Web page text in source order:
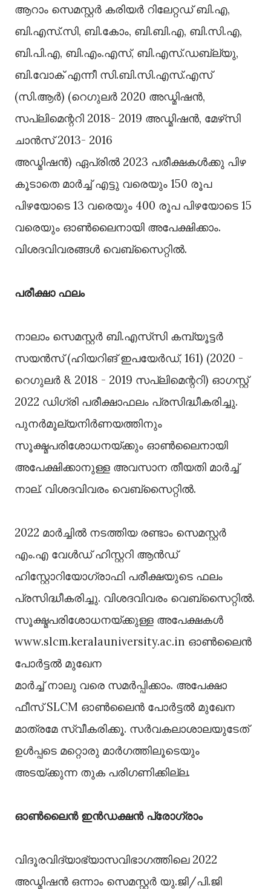
ആറാം സെമസ്റ്റര്‍ കരിയര്‍ റിലേറ്റഡ് ബി.എ,
ബി.എസ്.സി, ബി.കോം, ബി.ബി.എ, ബി.സി.എ,
ബി.പി.എ, ബി.എം.എസ്, ബി.എസ്.ഡബ്ല്യു,
ബി.വോക് എന്നീ സി.ബി.സി.എസ്.എസ്
(സി.ആര്‍) (റെഗുലര്‍ 2020 അഡ്മിഷന്‍,
സപ്ലിമെന്ററി 2018- 2019 അഡ്മിഷന്‍, മേഴ്‌സി
ചാന്‍സ് 2013- 2016
അഡ്മിഷന്‍) ഏപ്രില്‍ 2023 പരീക്ഷകള്‍ക്കു പിഴ
കൂടാതെ മാര്‍ച്ച് എട്ടു വരെയും 150 രൂപ
പിഴയോടെ 13 വരെയും 400 രൂപ പിഴയോടെ 15
വരെയും ഓണ്‍ലൈനായി അപേക്ഷിക്കാം.
വിശദവിവരങ്ങള്‍ വെബ്‌സൈറ്റില്‍.
പരീക്ഷാ ഫലം
നാലാം സെമസ്റ്റര്‍ ബി.എസ്‌സി കമ്പ്യൂട്ടര്‍
സയന്‍സ് (ഹിയറിങ് ഇപയേര്‍ഡ്, 161) (2020 -
റെഗുലര്‍ & 2018 - 2019 സപ്ലിമെന്ററി) ഓഗസ്റ്റ്
2022 ഡിഗ്രി പരീക്ഷാഫലം പ്രസിദ്ധീകരിച്ചു.
പുനര്‍മൂല്യനിര്‍ണയത്തിനും
സൂക്ഷ്മപരിശോധനയ്ക്കും ഓണ്‍ലൈനായി
അപേക്ഷിക്കാനുള്ള അവസാന തീയതി മാര്‍ച്ച്
നാല്. വിശദവിവരം വെബ്‌സൈറ്റില്‍.
2022 മാര്‍ച്ചില്‍ നടത്തിയ രണ്ടാം സെമസ്റ്റര്‍
എം.എ വേള്‍ഡ് ഹിസ്റ്ററി ആന്‍ഡ്
ഹിസ്റ്റോറിയോഗ്രാഫി പരീക്ഷയുടെ ഫലം
പ്രസിദ്ധീകരിച്ചു. വിശദവിവരം വെബ്‌സൈറ്റില്‍.
സൂക്ഷ്മപരിശോധനയ്ക്കുള്ള അപേക്ഷകള്‍
www.slcm.keralauniversity.ac.in ഓണ്‍ലൈന്‍
പോര്‍ട്ടല്‍ മുഖേന
മാര്‍ച്ച് നാലു വരെ സമര്‍പ്പിക്കാം. അപേക്ഷാ
ഫീസ് SLCM ഓണ്‍ലൈന്‍ പോര്‍ട്ടല്‍ മുഖേന
മാത്രമേ സ്വീകരിക്കൂ. സര്‍വകലാശാലയുടേത്
ഉള്‍പ്പടെ മറ്റൊരു മാര്‍ഗത്തിലൂടെയും
അടയ്ക്കുന്ന തുക പരിഗണിക്കില്ല.
ഓണ്‍ലൈന്‍ ഇന്‍ഡക്ഷന്‍ പ്രോഗ്രാം
വിദൂരവിദ്യാഭ്യാസവിഭാഗത്തിലെ 2022
അഡ്മിഷന്‍ ഒന്നാം സെമസ്റ്റര്‍ യു.ജി/പി.ജി